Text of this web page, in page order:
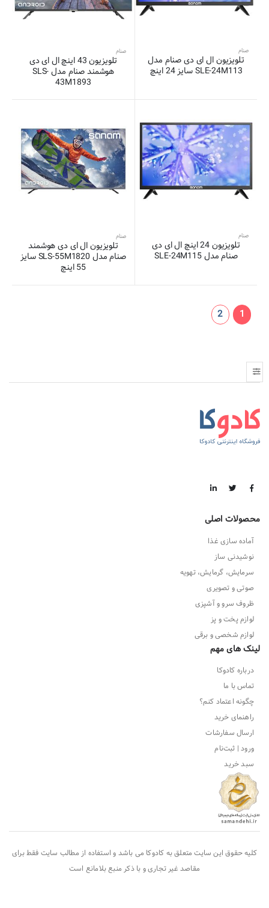
صنام
تلویزیون ال ای دی صنام مدل
SLE-24M113 سایز 24 اینچ
صنام
تلویزیون 43 اینچ ال ای دی
هوشمند صنام مدل SLS-
43M1893
صنام
تلویزیون 24 اینچ ال ای دی
صنام مدل SLE-24M115
صنام
تلویزیون ال ای دی هوشمند
صنام مدل SLS-55M1820 سایز
55 اینچ
1
2
محصولات اصلی
آماده سازی غذا
نوشیدنی ساز
سرمایش، گرمایش، تهویه
صوتی و تصویری
ظروف سرو و آشپزی
لوازم پخت و پز
لوازم شخصی و برقی
لینک های مهم
درباره کادوکا
تماس با ما
چگونه اعتماد کنم؟
راهنمای خرید
ارسال سفارشات
ورود | ثبت‌نام
سبد خرید
کلیه حقوق این سایت متعلق به کادوکا می باشد و استفاده از مطالب سایت فقط برای
مقاصد غیر تجاری و با ذکر منبع بلامانع است